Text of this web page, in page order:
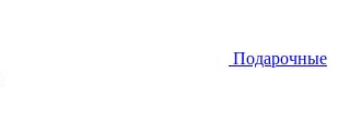
Подарочные